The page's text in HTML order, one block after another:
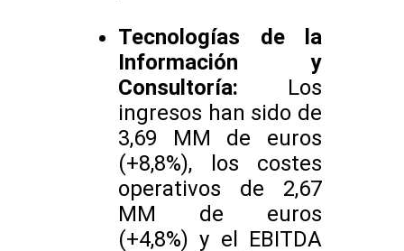
Tecnologías de la
Información y
Consultoría: Los
ingresos han sido de
3,69 MM de euros
(+8,8%), los costes
operativos de 2,67
MM de euros
(+4,8%) y el EBITDA